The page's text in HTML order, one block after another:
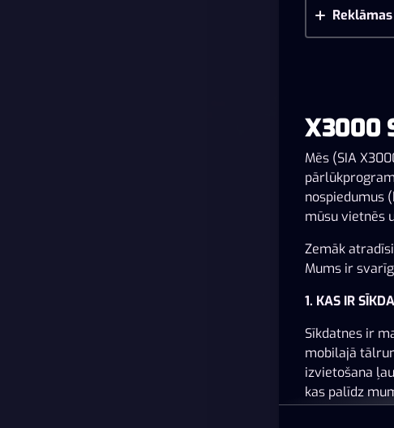
Reklāmas
X3000
Mēs (SIA
nospiedumus
mūsu vietnēs
Zemāk
Mums ir
1. KAS IR
Sīkdatnes ir
mobilajā
izvietošana
kas palīdz
pielāgots jūsu